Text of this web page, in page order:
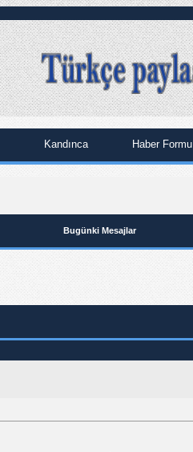
Kandınca Haber Formu
Bugünki Mesajlar